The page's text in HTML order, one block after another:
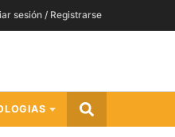
sesión / Registrarse